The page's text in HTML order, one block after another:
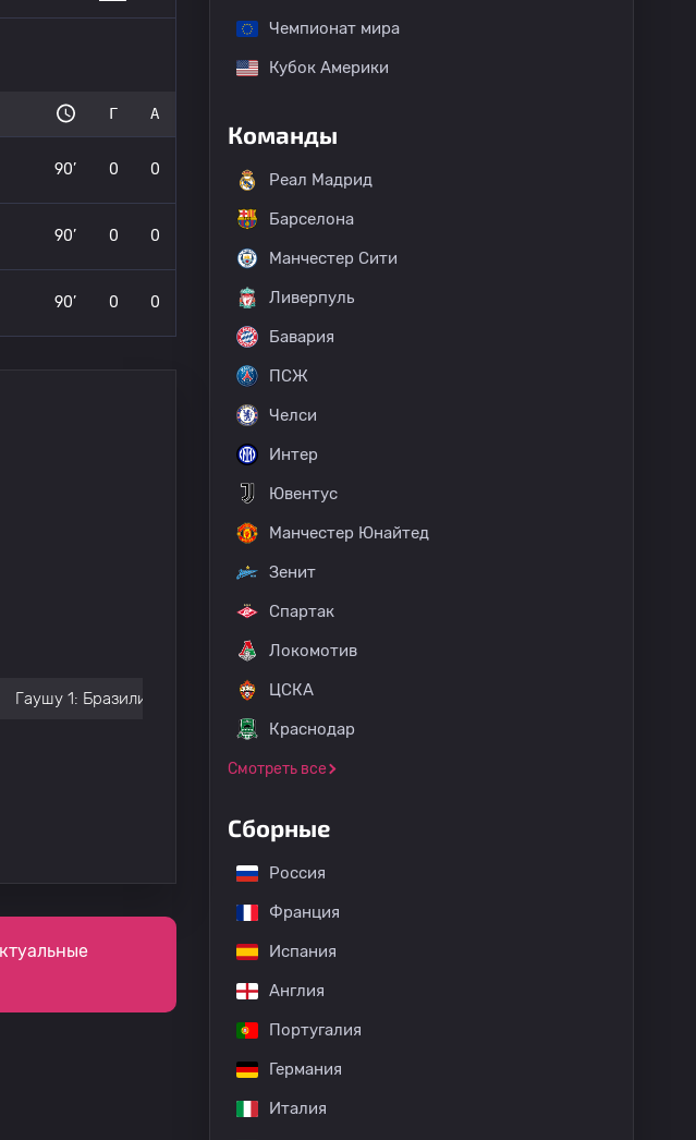
Г А
90’ 0 0
90’ 0 0
90’ 0 0
Гаушу 1: Бразилия Кубок Бразилии
Чемпионат мира
Кубок Америки
Команды
Реал Мадрид
Барселона
Манчестер Сити
Ливерпуль
Бавария
ПСЖ
Челси
Интер
Ювентус
Манчестер Юнайтед
Зенит
Спартак
Локомотив
ЦСКА
Краснодар
Смотреть все
Сборные
Россия
Франция
Испания
Англия
Португалия
Германия
Италия